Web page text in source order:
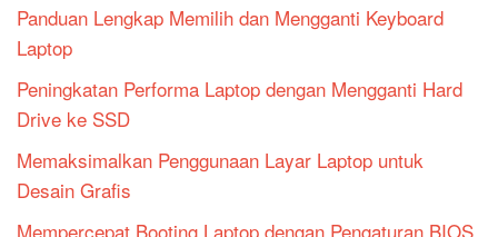
Panduan Lengkap Memilih dan Mengganti Keyboard
Laptop
Peningkatan Performa Laptop dengan Mengganti Hard
Drive ke SSD
Memaksimalkan Penggunaan Layar Laptop untuk
Desain Grafis
Mempercepat Booting Laptop dengan Pengaturan BIOS